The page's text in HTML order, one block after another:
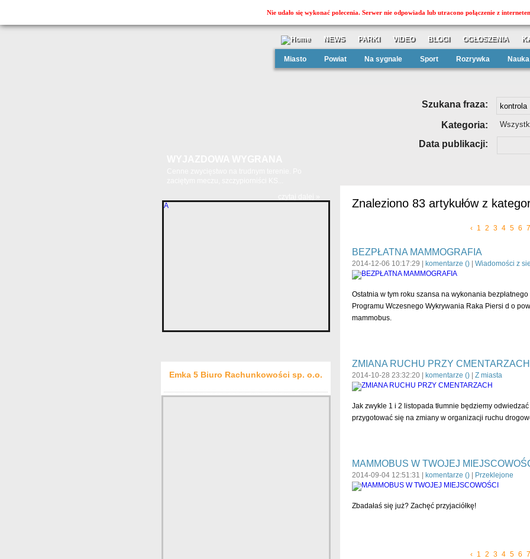
NEWS PARKI VIDEO BLOGI OGŁOSZENIA
Miasto Powiat Na sygnale Sport Rozrywka Nauka
Emka 5 Biuro Rachunkowości sp. o.o.
Szukana fraza:
Kategoria:
Data publikacji:
Znaleziono 83 artykułów z
‹ 1 2 3 4 5 6 7
BEZPŁATNA MAMMOGRAFIA
2014-12-06 10:17:29 | komentarze ()| Wiadomości z
Ostatnia w tym roku szansa na wykonania
Programu Wczesnego Wykrywania Raka Piersi d o
mammobus.
ZMIANA RUCHU PRZY CMENTARZACH
2014-10-28 23:32:20 | komentarze ()| Z miasta
Jak zwykle 1 i 2 listopada tłumnie będziemy
przygotować się na zmiany w organizacji ruchu
MAMMOBUS W TWOJEJ
2014-09-04 12:51:31 | komentarze ()| Przeklejone
Zbadałaś się już? Zachęć przyjaciółkę!
‹ 1 2 3 4 5 6 7
Nie udało się wykonać polecenia. Serwer nie odpowiada lub utracono połączenie z